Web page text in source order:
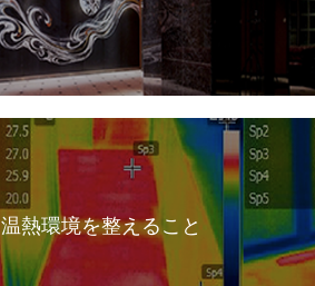
温熱環境を整えること